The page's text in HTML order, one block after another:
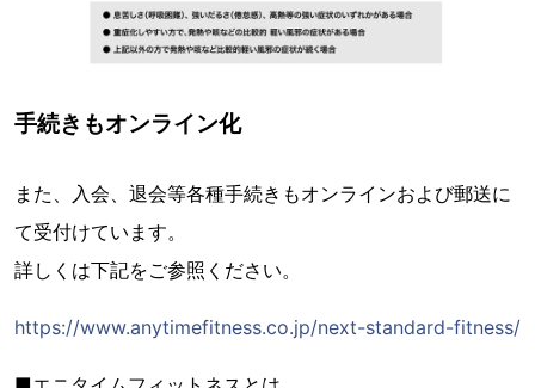
手続きもオンライン化
また、入会、退会等各種手続きもオンラインおよび郵送に
て受付けています。
詳しくは下記をご参照ください。
https://www.anytimefitness.co.jp/next-standard-fitness/